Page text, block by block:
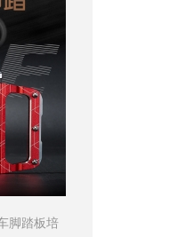
脚踏板培